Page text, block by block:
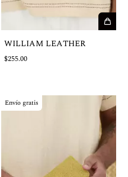
WILLIAM LEATHER
$255.00
Envío gratis